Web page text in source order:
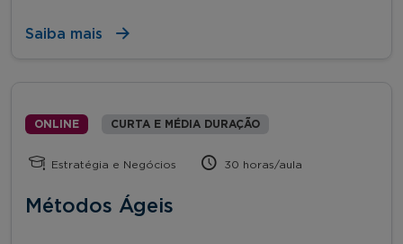
Saiba mais
ONLINE CURTA E MÉDIA DURAÇÃO
Estratégia e Negócios 30 horas/aula
Métodos Ágeis